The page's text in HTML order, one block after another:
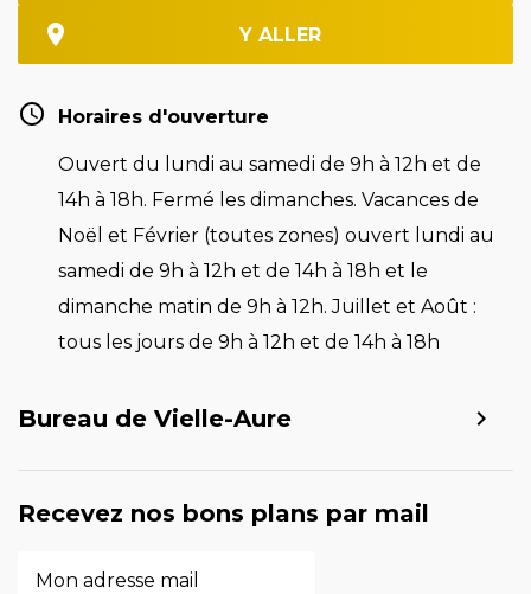
Y ALLER
Horaires d'ouverture
Ouvert du lundi au samedi de 9h à 12h et de
14h à 18h. Fermé les dimanches. Vacances de
Noël et Février (toutes zones) ouvert lundi au
samedi de 9h à 12h et de 14h à 18h et le
dimanche matin de 9h à 12h. Juillet et Août :
tous les jours de 9h à 12h et de 14h à 18h
Bureau de Vielle-Aure
Recevez nos bons plans par mail